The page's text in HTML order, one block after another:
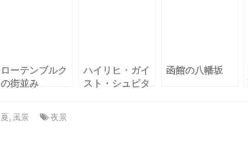
ローテンブルク
の街並み
ハイリヒ・ガイ
スト・シュピタ
函館の八幡坂
夏, 風景 夜景